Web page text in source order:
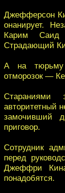
Джефферсон
онанирует.
Карим Саид
Страдающий
А на тюрьму
отморозок —
Стараниями
авторитетный
замочивший
приговор.
Сотрудник
перед
Джеффри
понадобятся.